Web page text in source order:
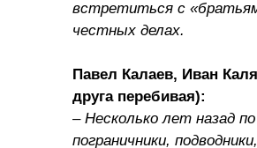
встретиться с
честных делах.
Павел Калаев, Иван
друга перебивая):
– Несколько лет назад
пограничники,